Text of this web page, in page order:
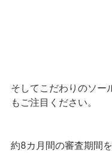
そしてこだわりのソー
もご注目ください。
約8カ月間の審査期間